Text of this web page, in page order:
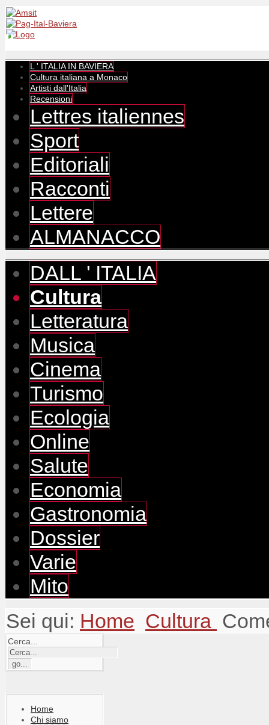
L ' ITALIA IN BAVIERA
Cultura italiana a Monaco
Artisti dall'Italia
Recensioni
Lettres italiennes
Sport
Editoriali
Racconti
Lettere
ALMANACCO
DALL ' ITALIA
Cultura
Letteratura
Musica
Cinema
Turismo
Ecologia
Online
Salute
Economia
Gastronomia
Dossier
Varie
Mito
Sei qui: Home Cultura
Cerca...
Home
Chi siamo